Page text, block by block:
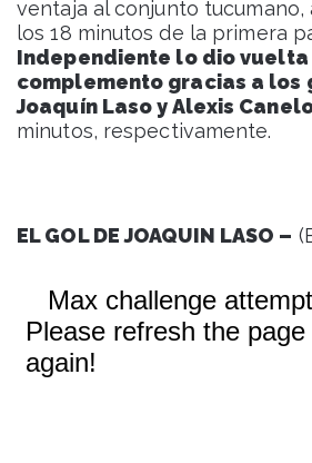
ventaja al conjunto tucumano,
los 18 minutos de la primera
Independiente lo dio vuelta
complemento gracias a los
Joaquín Laso y Alexis
minutos, respectivamente.
EL GOL DE JOAQUIN LASO –